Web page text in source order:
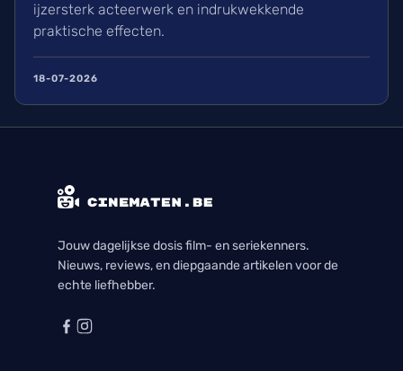
ijzersterk acteerwerk en indrukwekkende
praktische effecten.
18-07-2026
Jouw dagelijkse dosis film- en seriekenners.
Nieuws, reviews, en diepgaande artikelen voor de
echte liefhebber.